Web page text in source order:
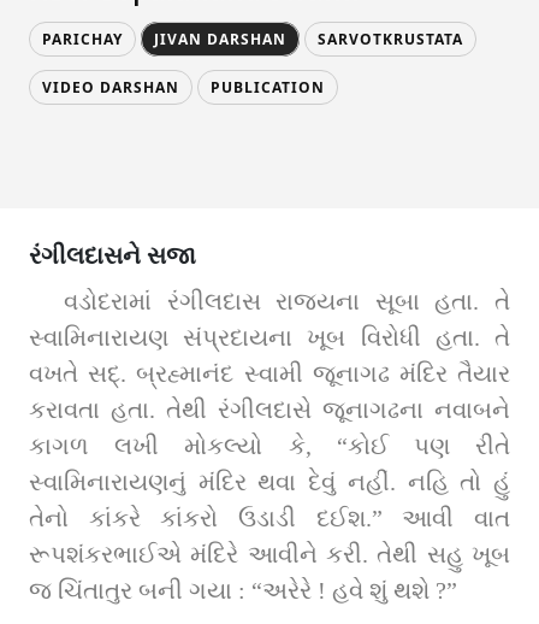
PARICHAY JIVAN DARSHAN SARVOTKRUSTATA
VIDEO DARSHAN PUBLICATION
રંગીલદાસને સજા
વડોદરામાં રંગીલદાસ રાજ્યના સૂબા હતા. તે
સ્વામિનારાયણ સંપ્રદાયના ખૂબ વિરોધી હતા. તે
વખતે સદ્‌. બ્રહ્માનંદ સ્વામી જૂનાગઢ મંદિર તૈયાર
કરાવતા હતા. તેથી રંગીલદાસે જૂનાગઢના નવાબને
કાગળ લખી મોકલ્યો કે, “કોઈ પણ રીતે
સ્વામિનારાયણનું મંદિર થવા દેવું નહીં. નહિ તો હું
તેનો કાંકરે કાંકરો ઉડાડી દઈશ.” આવી વાત
રૂપશંકરભાઈએ મંદિરે આવીને કરી. તેથી સહુ ખૂબ
જ ચિંતાતુર બની ગયા : “અરેરે ! હવે શું થશે ?”